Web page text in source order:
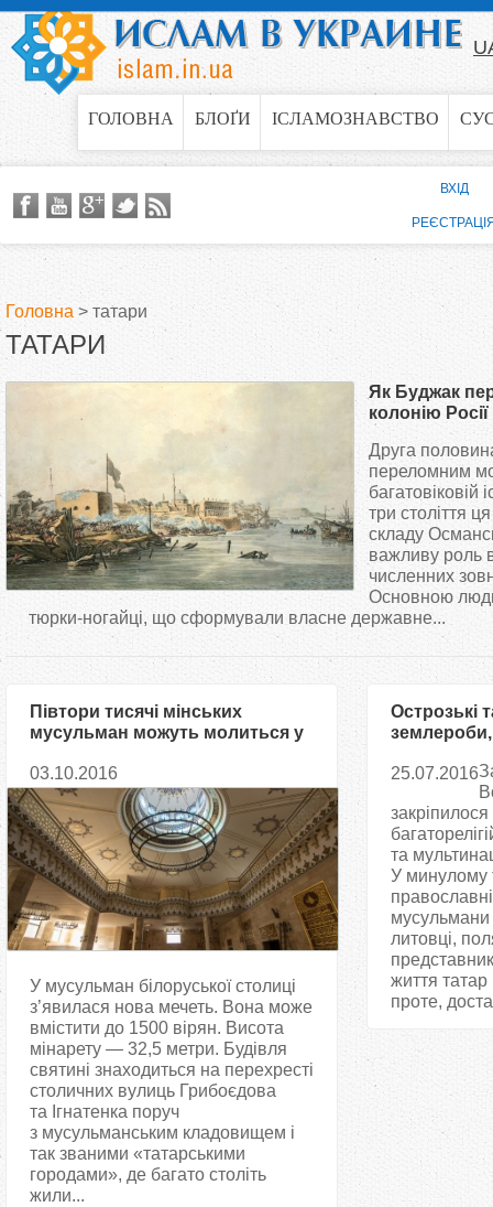
Jump to navigation
ГОЛОВНА БЛОҐИ ІСЛАМОЗНАВСТВО
В
є
т
у
Головна > татари
ТАТАРИ
Як Буджак
колонію Росії
Друга
переломним
багатовіковій
три століття
складу
важливу роль
численних
Основною
тюрки-ногайці, що сформували власне державне...
Півтори тисячі мінських
мусульман можуть молиться у
03.10.2016
У мусульман білоруської столиці
з’явилася нова мечеть. Вона може
вмістити до 1500 вірян. Висота
мінарету — 32,5 метри. Будівля
святині знаходиться на перехресті
столичних вулиць Грибоєдова
та Ігнатенка поруч
з мусульманським кладовищем і
так званими «татарськими
городами», де багато століть
жили...
Острозькі
землероби,
25.07.2016
та
У минулому
мусульмани
литовці,
життя татар
проте,
ВХІД